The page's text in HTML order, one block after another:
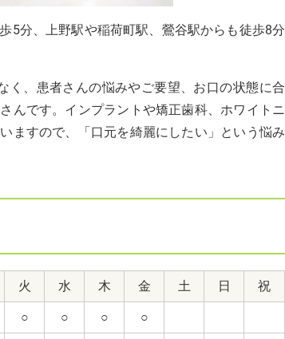
5分、上野駅や稲荷町駅、鶯谷駅からも徒歩8分
く、患者さんの悩みやご要望、お口の状態に合
んです。インプラントや矯正歯科、ホワイトニ
ますので、「口元を綺麗にしたい」という悩み
火 水 木 金 土 日 祝
○ ○ ○ ○